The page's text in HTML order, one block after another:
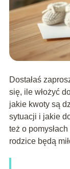
Dostałaś
się, ile włożyć
jakie kwoty są
sytuacji i jakie
też o
rodzice będą